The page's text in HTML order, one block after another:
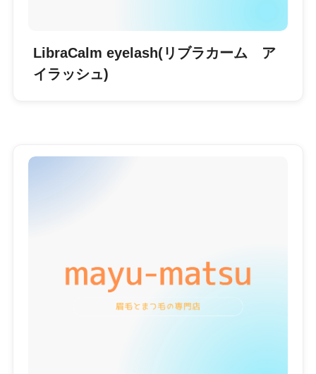
LibraCalm eyelash(リブラカーム ア
イラッシュ)